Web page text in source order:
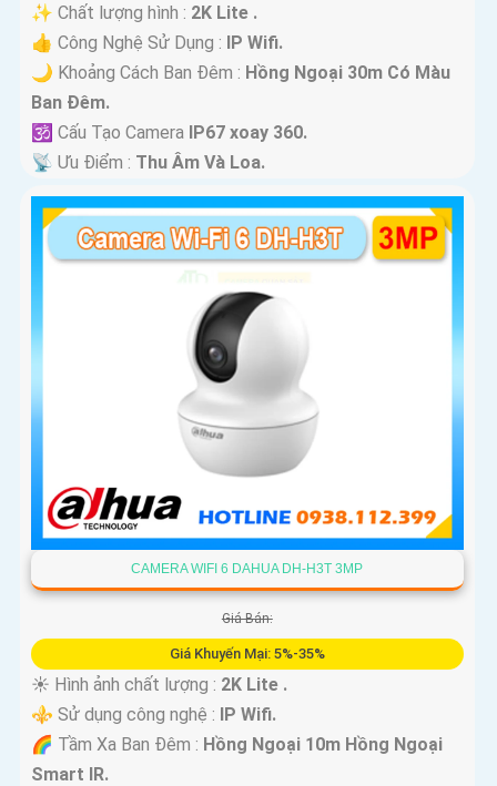
✨ Chất lượng hình : 2K Lite .
👍 Công Nghệ Sử Dụng : IP Wifi.
🌙 Khoảng Cách Ban Đêm : Hồng Ngoại 30m Có Màu
Ban Ðêm.
🕉️ Cấu Tạo Camera IP67 xoay 360.
️📡 Ưu Điểm : Thu Âm Và Loa.
CAMERA WIFI 6 DAHUA DH-H3T 3MP
Giá Bán:
Giá Khuyến Mại: 5%-35%
☀️ Hình ảnh chất lượng : 2K Lite .
⚜️ Sử dụng công nghệ : IP Wifi.
🌈 Tầm Xa Ban Đêm : Hồng Ngoại 10m Hồng Ngoại
Smart IR.